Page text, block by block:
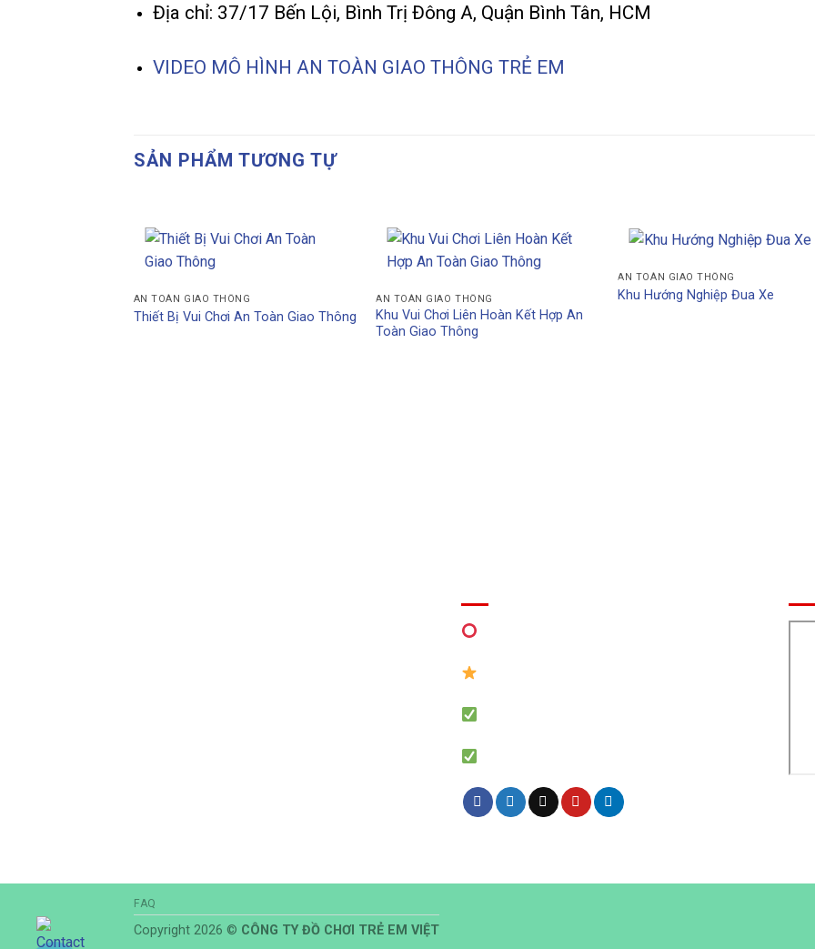
Địa chỉ: 37/17 Bến Lội, Bình Trị Đông A, Quận Bình Tân, HCM
VIDEO MÔ HÌNH AN TOÀN GIAO THÔNG TRẺ EM
SẢN PHẨM TƯƠNG TỰ
AN TOÀN GIAO THÔNG
Thiết Bị Vui Chơi An Toàn Giao Thông
AN TOÀN GIAO THÔNG
Khu Vui Chơi Liên Hoàn Kết Hợp An
Toàn Giao Thông
AN TOÀN GIAO THÔNG
Khu Hướng Nghiệp Đua Xe
FAQ
Copyright 2026 © CÔNG TY ĐỒ CHƠI TRẺ EM VIỆT